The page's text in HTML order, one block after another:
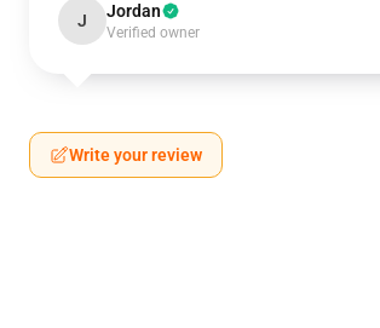
J Jordan
Verified owner
Write your review